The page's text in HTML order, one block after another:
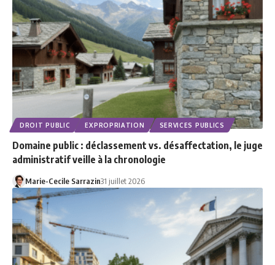
DROIT PUBLIC EXPROPRIATION SERVICES PUBLICS
Domaine public : déclassement vs. désaffectation, le juge
administratif veille à la chronologie
Marie-Cecile Sarrazin31 juillet 2026